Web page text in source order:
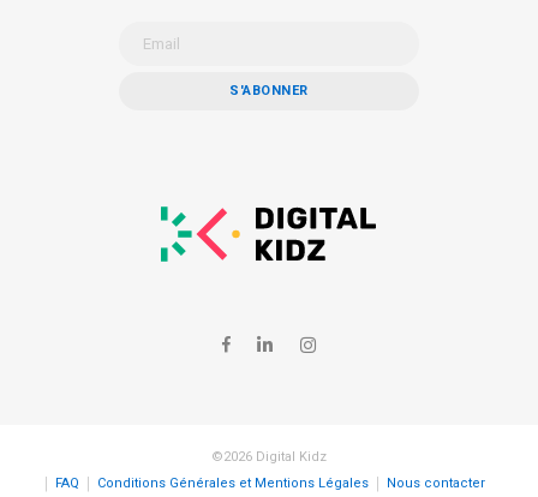
©2026 Digital Kidz
FAQ
Conditions Générales et Mentions Légales Nous contacter